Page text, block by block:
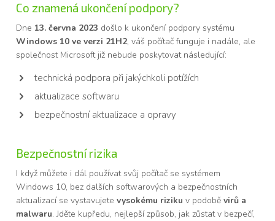
Co znamená ukončení podpory?
Dne 13. června 2023 došlo k ukončení podpory systému
Windows 10 ve verzi 21H2, váš počítač funguje i nadále, ale
společnost Microsoft již nebude poskytovat následující:
technická podpora při jakýchkoli potížích
aktualizace softwaru
bezpečnostní aktualizace a opravy
Bezpečnostní rizika
I když můžete i dál používat svůj počítač se systémem
Windows 10, bez dalších softwarových a bezpečnostních
aktualizací se vystavujetevysokému riziku v podoběvirů a
malwaru. Jděte kupředu, nejlepší způsob, jak zůstat v bezpečí,